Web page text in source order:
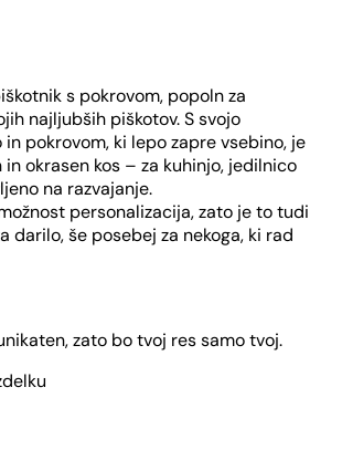
s pokrovom, popoln za
najljubših piškotov. S svojo
pokrovom, ki lepo zapre vsebino, je
okrasen kos – za kuhinjo, jedilnico
na razvajanje.
personalizacija, zato je to tudi
darilo, še posebej za nekoga, ki rad
zato bo tvoj res samo tvoj.